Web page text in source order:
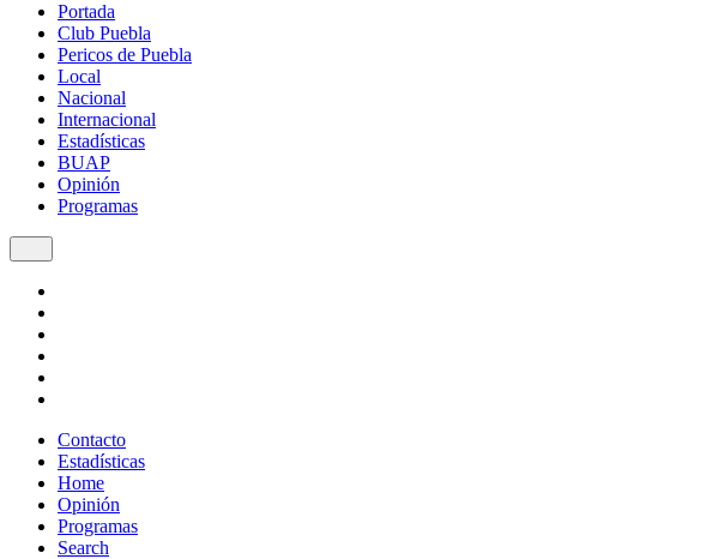
Portada
Club Puebla
Pericos de Puebla
Local
Nacional
Internacional
Estadísticas
BUAP
Opinión
Programas
Contacto
Estadísticas
Home
Opinión
Programas
Search